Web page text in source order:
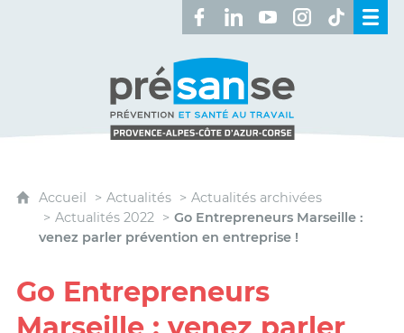
Retrouvez-nous sur Facebook
Retrouvez-nous sur
Retrouvez-nous sur
Retrouvez-
Accueil Actualités
Actualités archivées
Actualités 2022
Go Entrepreneurs Marseille :
venez parler prévention en entreprise !
Go Entrepreneurs